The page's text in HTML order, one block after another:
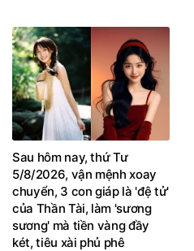
Sau hôm nay, thứ Tư
5/8/2026, vận mệnh xoay
chuyển, 3 con giáp là 'đệ tử'
của Thần Tài, làm 'sương
sương' mà tiền vàng đầy
két, tiêu xài phủ phê